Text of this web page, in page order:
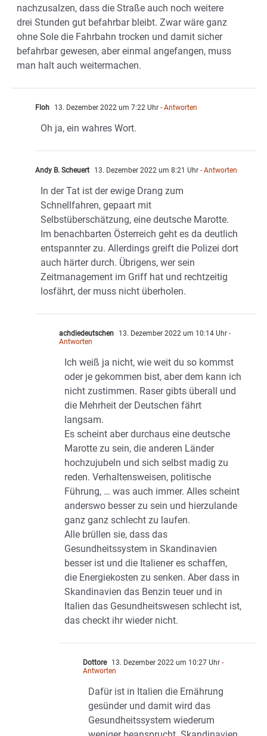
nachzusalzen, dass die Straße auch noch weitere
drei Stunden gut befahrbar bleibt. Zwar wäre ganz
ohne Sole die Fahrbahn trocken und damit sicher
befahrbar gewesen, aber einmal angefangen, muss
man halt auch weitermachen.
Floh 13. Dezember 2022 um 7:22 Uhr - Antworten
Oh ja, ein wahres Wort.
Andy B. Scheuert 13. Dezember 2022 um 8:21 Uhr - Antworten
In der Tat ist der ewige Drang zum
Schnellfahren, gepaart mit
Selbstüberschätzung, eine deutsche Marotte.
Im benachbarten Österreich geht es da deutlich
entspannter zu. Allerdings greift die Polizei dort
auch härter durch. Übrigens, wer sein
Zeitmanagement im Griff hat und rechtzeitig
losfährt, der muss nicht überholen.
achdiedeutschen 13. Dezember 2022 um 10:14 Uhr -
Antworten
Ich weiß ja nicht, wie weit du so kommst
oder je gekommen bist, aber dem kann ich
nicht zustimmen. Raser gibts überall und
die Mehrheit der Deutschen fährt
langsam.
Es scheint aber durchaus eine deutsche
Marotte zu sein, die anderen Länder
hochzujubeln und sich selbst madig zu
reden. Verhaltensweisen, politische
Führung, … was auch immer. Alles scheint
anderswo besser zu sein und hierzulande
ganz ganz schlecht zu laufen.
Alle brüllen sie, dass das
Gesundheitssystem in Skandinavien
besser ist und die Italiener es schaffen,
die Energiekosten zu senken. Aber dass in
Skandinavien das Benzin teuer und in
Italien das Gesundheitswesen schlecht ist,
das checkt ihr wieder nicht.
Dottore 13. Dezember 2022 um 10:27 Uhr -
Antworten
Dafür ist in Italien die Ernährung
gesünder und damit wird das
Gesundheitssystem wiederum